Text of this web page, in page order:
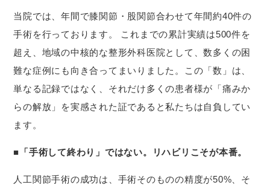
当院では、年間で膝関節・股関節合わせて年間約40件の
手術を行っております。 これまでの累計実績は500件を
超え、地域の中核的な整形外科医院として、数多くの困
難な症例にも向き合ってまいりました。この「数」は、
単なる記録ではなく、それだけ多くの患者様が「痛みか
らの解放」を実感された証であると私たちは自負してい
ます。
■「手術して終わり」ではない。リハビリこそが本番。
人工関節手術の成功は、手術そのものの精度が50%、そ